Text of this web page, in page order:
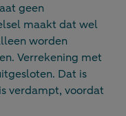
geen
maakt dat wel
worden
Verrekening met
Dat is
verdampt, voordat